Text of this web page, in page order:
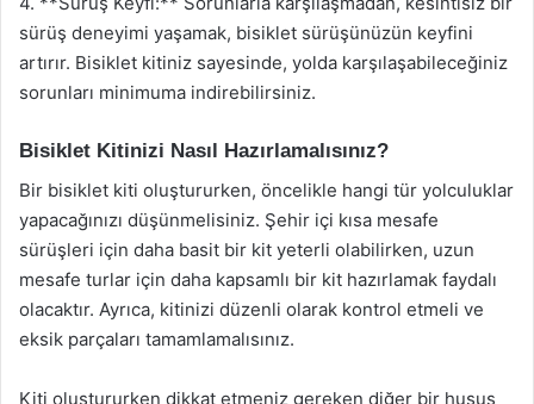
sürüş deneyimi yaşamak, bisiklet sürüşünüzün keyfini
artırır. Bisiklet kitiniz sayesinde, yolda karşılaşabileceğiniz
sorunları minimuma indirebilirsiniz.
Bisiklet Kitinizi Nasıl Hazırlamalısınız?
Bir bisiklet kiti oluştururken, öncelikle hangi tür yolculuklar
yapacağınızı düşünmelisiniz. Şehir içi kısa mesafe
sürüşleri için daha basit bir kit yeterli olabilirken, uzun
mesafe turlar için daha kapsamlı bir kit hazırlamak faydalı
olacaktır. Ayrıca, kitinizi düzenli olarak kontrol etmeli ve
eksik parçaları tamamlamalısınız.
Kiti oluştururken dikkat etmeniz gereken diğer bir husus